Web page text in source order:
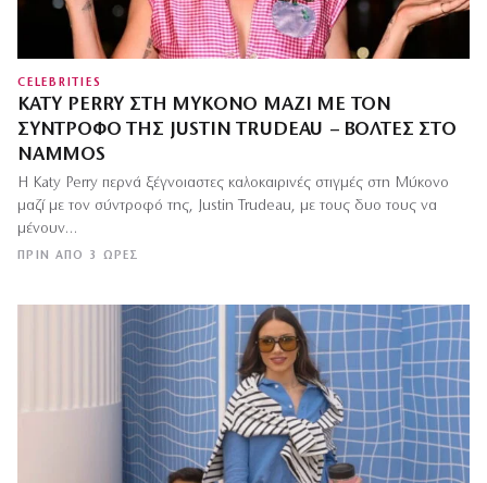
CELEBRITIES
KATY PERRY ΣΤΗ ΜΎΚΟΝΟ ΜΑΖΊ ΜΕ ΤΟΝ
ΣΎΝΤΡΟΦΌ ΤΗΣ JUSTIN TRUDEAU – ΒΌΛΤΕΣ ΣΤΟ
NAMMOS
ΠΡΙΝ ΑΠΌ 3 ΏΡΕΣ
Η Katy Perry περνά ξέγνοιαστες καλοκαιρινές στιγμές στη Μύκονο
μαζί με τον σύντροφό της, Justin Trudeau, με τους δυο τους να
μένουν…